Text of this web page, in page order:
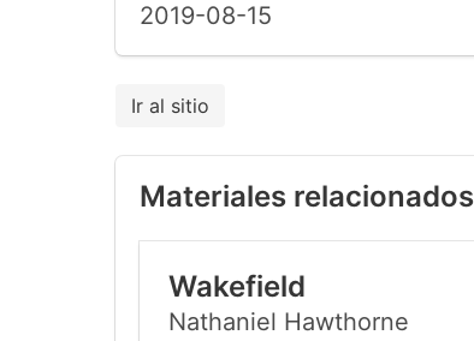
2019-08-15
Ir al sitio
Materiales relacionados
Wakefield
Nathaniel Hawthorne